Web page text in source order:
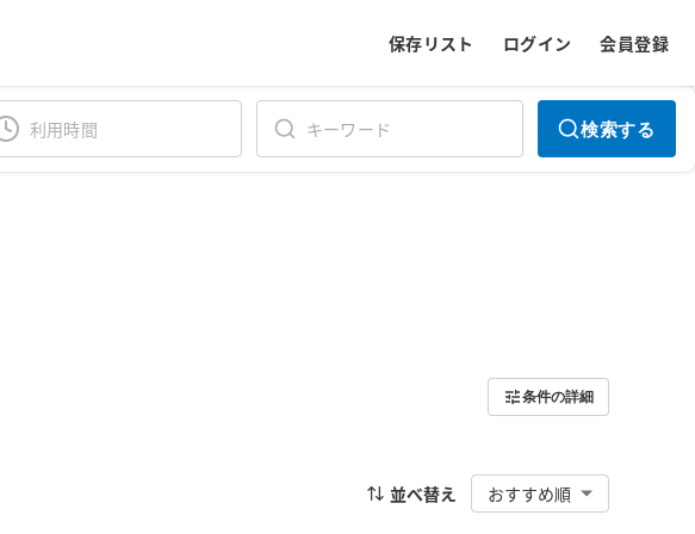
保存リスト ログイン 会員登録
検索する
条件の詳細
並べ替え おすすめ順